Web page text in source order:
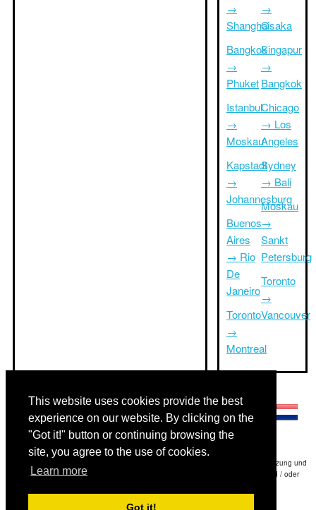
This website uses cookies provide the best
experience on our website. By clicking on the
"Got it!" button or continuing browsing the
site, you agree to the use of cookies.
Learn more
Got it!
→
Shanghai
Bangkok
→
Phuket
Istanbul
→
Moskau
Kapstadt
→
Johannesburg
Buenos
Aires
→ Rio
De
Janeiro
Toronto
→
Montreal
→
Osaka
Singapur
→
Bangkok
Chicago
→ Los
Angeles
Sydney
→ Bali
Moskau
→
Sankt
Petersburg
Toronto
→
Vancouver
Haftungsausschluss: Die Informationen auf dieser Website ist unsere beste Schätzung und
für nur Ihre Referenz.Triptimeto.com haftet nicht für jede Reise Verzögerung und / oder